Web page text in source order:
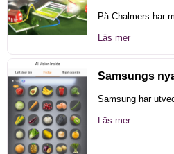
På Chalmers har
Läs mer
Samsungs
Samsung har
Läs mer